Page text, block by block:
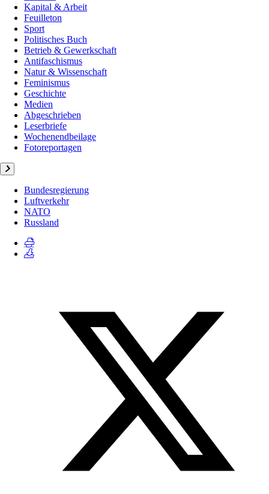
Kapital & Arbeit
Feuilleton
Sport
Politisches Buch
Betrieb & Gewerkschaft
Antifaschismus
Natur & Wissenschaft
Feminismus
Geschichte
Medien
Abgeschrieben
Leserbriefe
Wochenendbeilage
Fotoreportagen
Bundesregierung
Luftverkehr
NATO
Russland